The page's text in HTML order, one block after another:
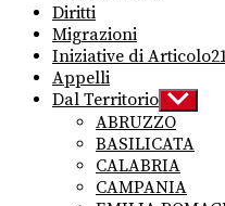
Diritti
Migrazioni
Iniziative di
Appelli
Dal Territorio Show
sub
menu
ABRUZZO
BASILICATA
CALABRIA
CAMPANIA